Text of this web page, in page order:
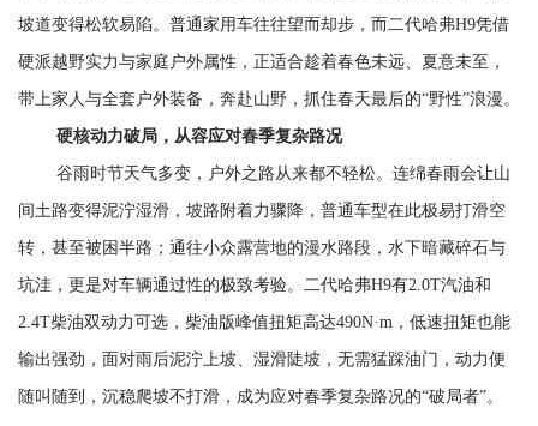
坡道变得松软易陷。普通家用车往往望而却步，而二代哈弗H9凭借
硬派越野实力与家庭户外属性，正适合趁着春色未远、夏意未至，
带上家人与全套户外装备，奔赴山野，抓住春天最后的“野性”浪漫。
硬核动力破局，从容应对春季复杂路况
谷雨时节天气多变， 户外之路从来都不轻松。连绵春雨会让山
间土路变得泥泞湿滑，坡路附着力骤降，普通车型在此极易打滑空
转，甚至被困半路；通往小众露营地的漫水路段，水下暗藏碎石与
坑洼，更是对车辆通过性的极致考验。二代哈弗H9有2.0T汽油和
2.4T柴油双动力可选， 柴油版峰值扭矩高达490N·m，低速扭矩也能
输出强劲，面对雨后泥泞上坡、湿滑陡坡，无需猛踩油门，动力便
随叫随到，沉稳爬坡不打滑，成为应对春季复杂路况的“破局者”。